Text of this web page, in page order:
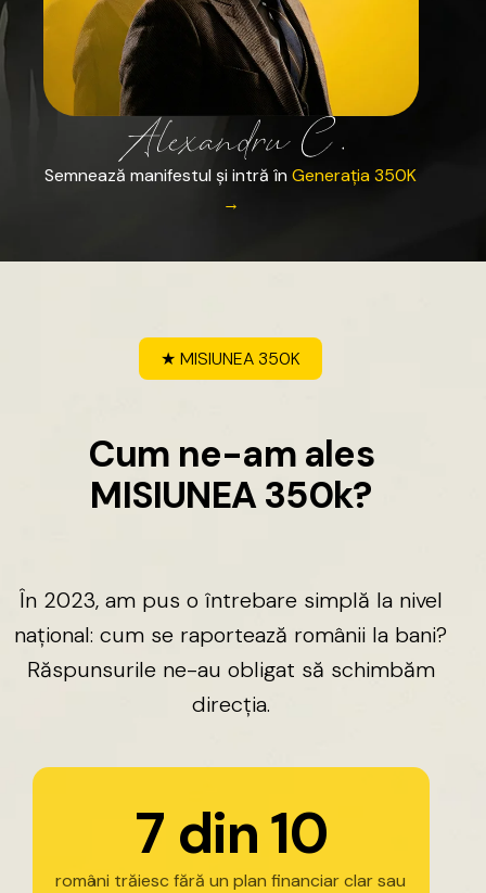
Semnează manifestul și intră în Generația 350K
→
★ MISIUNEA 350K
Cum ne-am ales
MISIUNEA 350k?
În 2023, am pus o întrebare simplă la nivel
național: cum se raportează românii la bani?
Răspunsurile ne-au obligat să schimbăm
direcția.
7 din10
români trăiesc fără un plan financiar clar sau